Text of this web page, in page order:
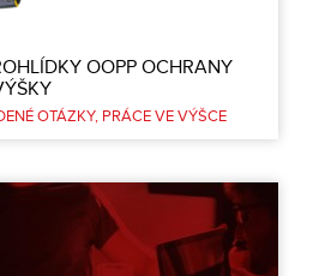
OOPP OCHRANY
OTÁZKY PRÁCE VE VÝŠCE